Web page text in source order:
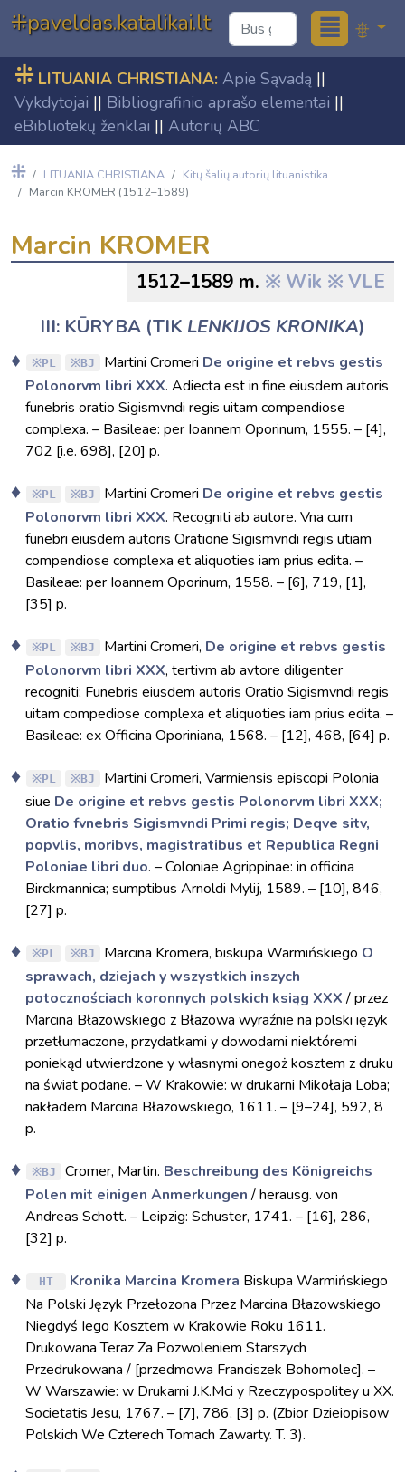
⁜paveldas.katalikai.lt ≣
⁜ LITUANIA CHRISTIANA: Apie Sąvadą ||
Vykdytojai || Bibliografinio aprašo elementai ||
eBibliotekų ženklai || Autorių ABC
⁜ LITUANIA CHRISTIANA
Kitų šalių autorių lituanistika
Marcin KROMER (1512–1589)
Marcin KROMER
1512–1589 m. Wik VLE
III: KŪRYBA (TIK LENKIJOS KRONIKA)
PL BJ Martini Cromeri De origine et rebvs gestis
Polonorvm libri XXX. Adiecta est in fine eiusdem autoris
funebris oratio Sigismvndi regis uitam compendiose
complexa. – Basileae: per Ioannem Oporinum, 1555. – [4],
702 [i.e. 698], [20] p.
PL BJ Martini Cromeri De origine et rebvs gestis
Polonorvm libri XXX. Recogniti ab autore. Vna cum
funebri eiusdem autoris Oratione Sigismvndi regis utiam
compendiose complexa et aliquoties iam prius edita. –
Basileae: per Ioannem Oporinum, 1558. – [6], 719, [1],
[35] p.
PL BJ Martini Cromeri, De origine et rebvs gestis
Polonorvm libri XXX, tertivm ab avtore diligenter
recogniti; Funebris eiusdem autoris Oratio Sigismvndi regis
uitam compediose complexa et aliquoties iam prius edita. –
Basileae: ex Officina Oporiniana, 1568. – [12], 468, [64] p.
PL BJ
Martini Cromeri, Varmiensis episcopi Polonia
siue De origine et rebvs gestis Polonorvm libri XXX;
Oratio fvnebris Sigismvndi Primi regis; Deqve sitv,
popvlis, moribvs, magistratibus et Republica Regni
Poloniae libri duo. – Coloniae Agrippinae: in officina
Birckmannica; sumptibus Arnoldi Mylij, 1589. – [10], 846,
[27] p.
PL BJ Marcina Kromera, biskupa Warmińskiego O
sprawach, dziejach y wszystkich inszych
potocznościach koronnych polskich ksiąg XXX/ przez
Marcina Błazowskiego z Błazowa wyraźnie na polski ięzyk
przetłumaczone, przydatkami y dowodami niektóremi
poniekąd utwierdzone y własnymi onegoż kosztem z druku
na świat podane. – W Krakowie: w drukarni Mikołaja Loba;
nakładem Marcina Błazowskiego, 1611. – [9–24], 592, 8
p.
BJ Cromer, Martin. Beschreibung des Königreichs
Polen mit einigen Anmerkungen/ herausg. von
Andreas Schott. – Leipzig: Schuster, 1741. – [16], 286,
[32] p.
HT Kronika Marcina Kromera Biskupa Warmińskiego
Na Polski Język Przełozona Przez Marcina Błazowskiego
Niegdyś Iego Kosztem w Krakowie Roku 1611.
Drukowana Teraz Za Pozwoleniem Starszych
Przedrukowana / [przedmowa Franciszek Bohomolec]. –
W Warszawie: w Drukarni J.K.Mci y Rzeczypospolitey u XX.
Societatis Jesu, 1767. – [7], 786, [3] p. (Zbior Dzieiopisow
Polskich We Czterech Tomach Zawarty. T. 3).